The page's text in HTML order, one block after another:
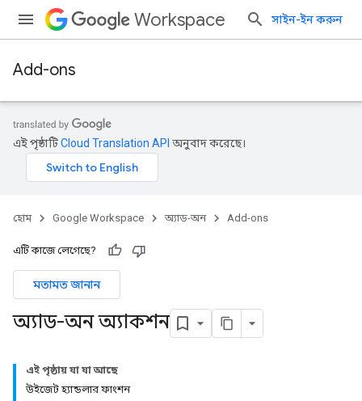
Workspace সাইন-ইন করুন
Add-ons
এই পৃষ্ঠাটিCloud Translation API অনুবাদ করেছে।
হোম Google Workspace অ্যাড-অন Add-ons
এটি কাজে লেগেছে?
মতামত জানান
অ্যাড-অন অ্যাকশন
এই পৃষ্ঠায় যা যা আছে
উইজেট হ্যান্ডলার ফাংশন